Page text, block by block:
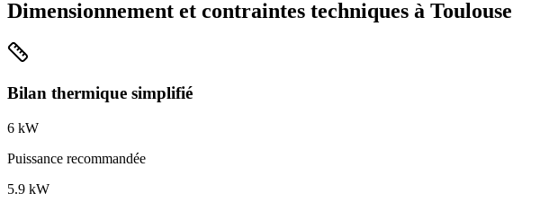
Dimensionnement et contraintes techniques à Toulouse
Bilan thermique simplifié
6 kW
Puissance recommandée
5.9 kW